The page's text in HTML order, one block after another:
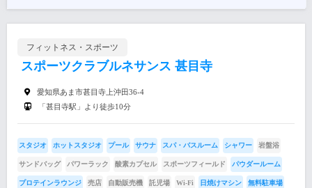
フィットネス・スポーツ
スポーツクラブルネサンス 甚目寺
愛知県あま市甚目寺上沖田36-4
「甚目寺駅」より徒歩10分
スタジオ ホットスタジオ プール サウナ スパ・バスルーム シャワー 岩盤浴
サンドバッグ パワーラック 酸素カプセル スポーツフィールド パウダールーム
プロテインラウンジ 売店 自動販売機 託児場 Wi-Fi 日焼けマシン 無料駐車場